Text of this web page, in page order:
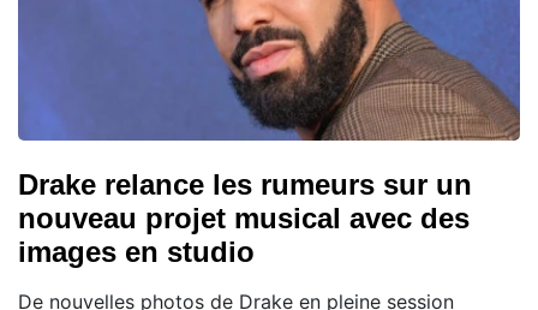
Drake relance les rumeurs sur un
nouveau projet musical avec des
images en studio
De nouvelles photos de Drake en pleine session